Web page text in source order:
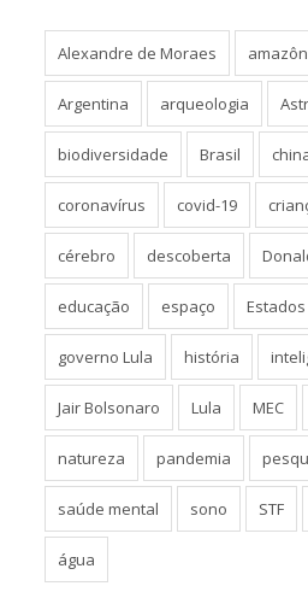
Alexandre de Moraes
Argentina arqueologia
biodiversidade Brasil
coronavírus covid-19
cérebro descoberta
educação espaço
governo Lula história
Jair Bolsonaro Lula MEC
natureza pandemia
saúde mental sono STF
água